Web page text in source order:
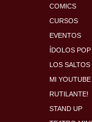
COMICS
CURSOS
EVENTOS
ÍDOLOS POP
LOS
MI YOUTUBE
RUTILANTE!
STAND UP